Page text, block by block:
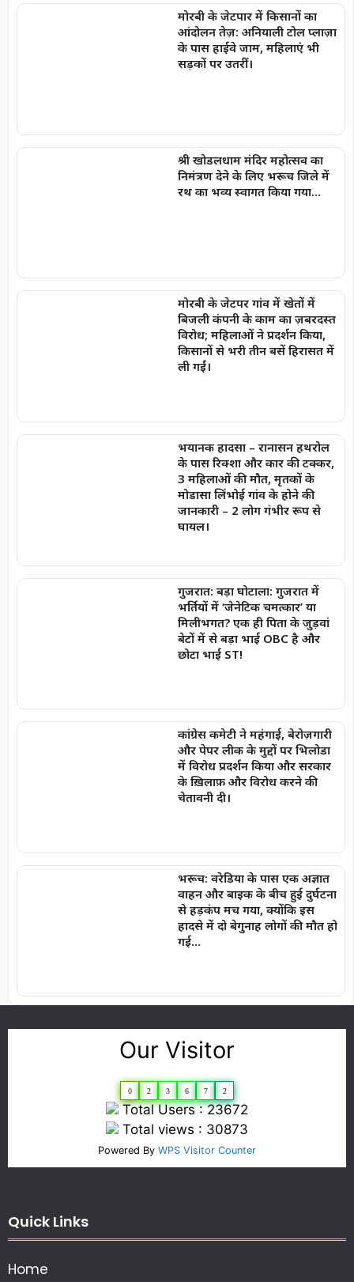
मोरबी के जेटपार में किसानों का
आंदोलन तेज़: अनियाली टोल प्लाज़ा
के पास हाईवे जाम, महिलाएं भी
सड़कों पर उतरीं।
श्री खोडलधाम मंदिर महोत्सव का
निमंत्रण देने के लिए भरूच जिले में
रथ का भव्य स्वागत किया गया…
मोरबी के जेटपर गांव में खेतों में
बिजली कंपनी के काम का ज़बरदस्त
विरोध; महिलाओं ने प्रदर्शन किया,
किसानों से भरी तीन बसें हिरासत में
ली गईं।
भयानक हादसा – रानासन हथरोल
के पास रिक्शा और कार की टक्कर,
3 महिलाओं की मौत, मृतकों के
मोडासा लिंभोई गांव के होने की
जानकारी – 2 लोग गंभीर रूप से
घायल।
गुजरात: बड़ा घोटाला: गुजरात में
भर्तियों में ‘जेनेटिक चमत्कार’ या
मिलीभगत? एक ही पिता के जुड़वां
बेटों में से बड़ा भाई OBC है और
छोटा भाई ST!
कांग्रेस कमेटी ने महंगाई, बेरोज़गारी
और पेपर लीक के मुद्दों पर भिलोडा
में विरोध प्रदर्शन किया और सरकार
के ख़िलाफ़ और विरोध करने की
चेतावनी दी।
भरूच: वरेडिया के पास एक अज्ञात
वाहन और बाइक के बीच हुई दुर्घटना
से हड़कंप मच गया, क्योंकि इस
हादसे में दो बेगुनाह लोगों की मौत हो
गई…
Our Visitor
0 2 3 6 7 2
Total Users : 23672
Total views : 30873
Powered By WPS Visitor Counter
Quick Links
Home